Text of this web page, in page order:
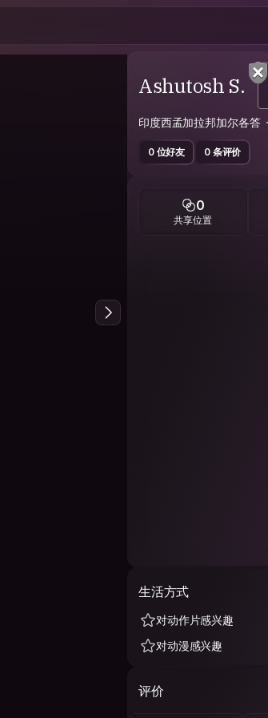
Ashutosh S.
印度西孟加拉邦加尔各答
0 位好友 0 条评价
0
共享位置
生活方式
对动作片感兴趣
对动漫感兴趣
评价